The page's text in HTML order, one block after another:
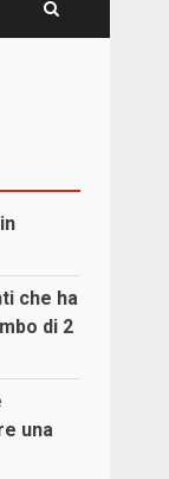
che ha
di 2
una